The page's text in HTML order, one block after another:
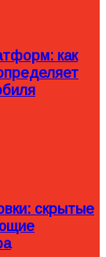
как
скрытые